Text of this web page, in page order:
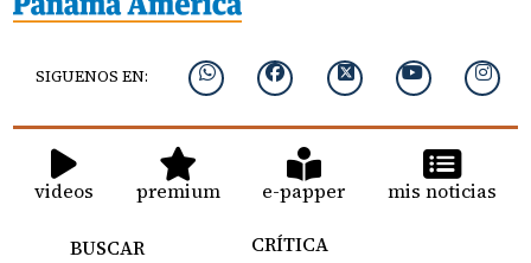
SIGUENOS EN:
videos premium e-papper mis noticias
BUSCAR
CRÍTICA